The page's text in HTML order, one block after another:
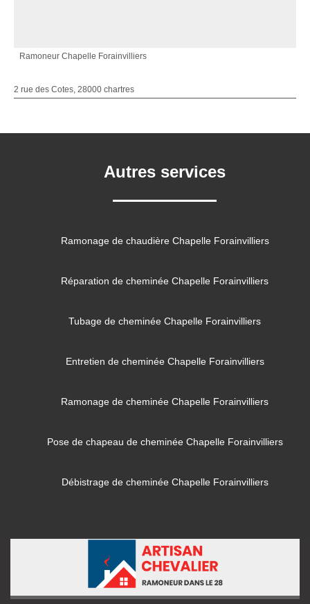
Ramoneur Chapelle Forainvilliers
2 rue des Cotes, 28000 chartres
Autres services
Ramonage de chaudière Chapelle Forainvilliers
Réparation de cheminée Chapelle Forainvilliers
Tubage de cheminée Chapelle Forainvilliers
Entretien de cheminée Chapelle Forainvilliers
Ramonage de cheminée Chapelle Forainvilliers
Pose de chapeau de cheminée Chapelle Forainvilliers
Débistrage de cheminée Chapelle Forainvilliers